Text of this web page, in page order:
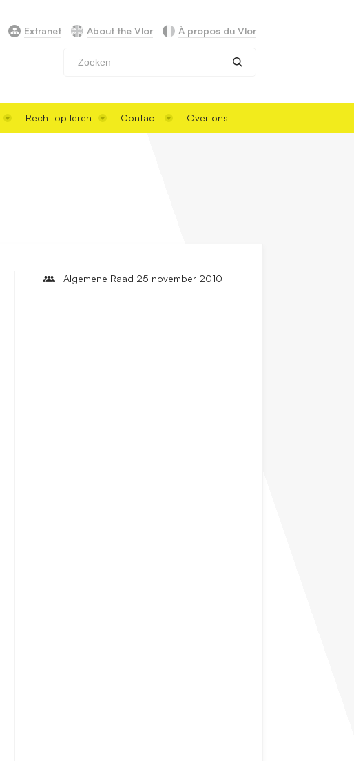
Extranet About the Vlor À propos du Vlor
Recht op leren Contact Over ons
Algemene Raad 25 november 2010